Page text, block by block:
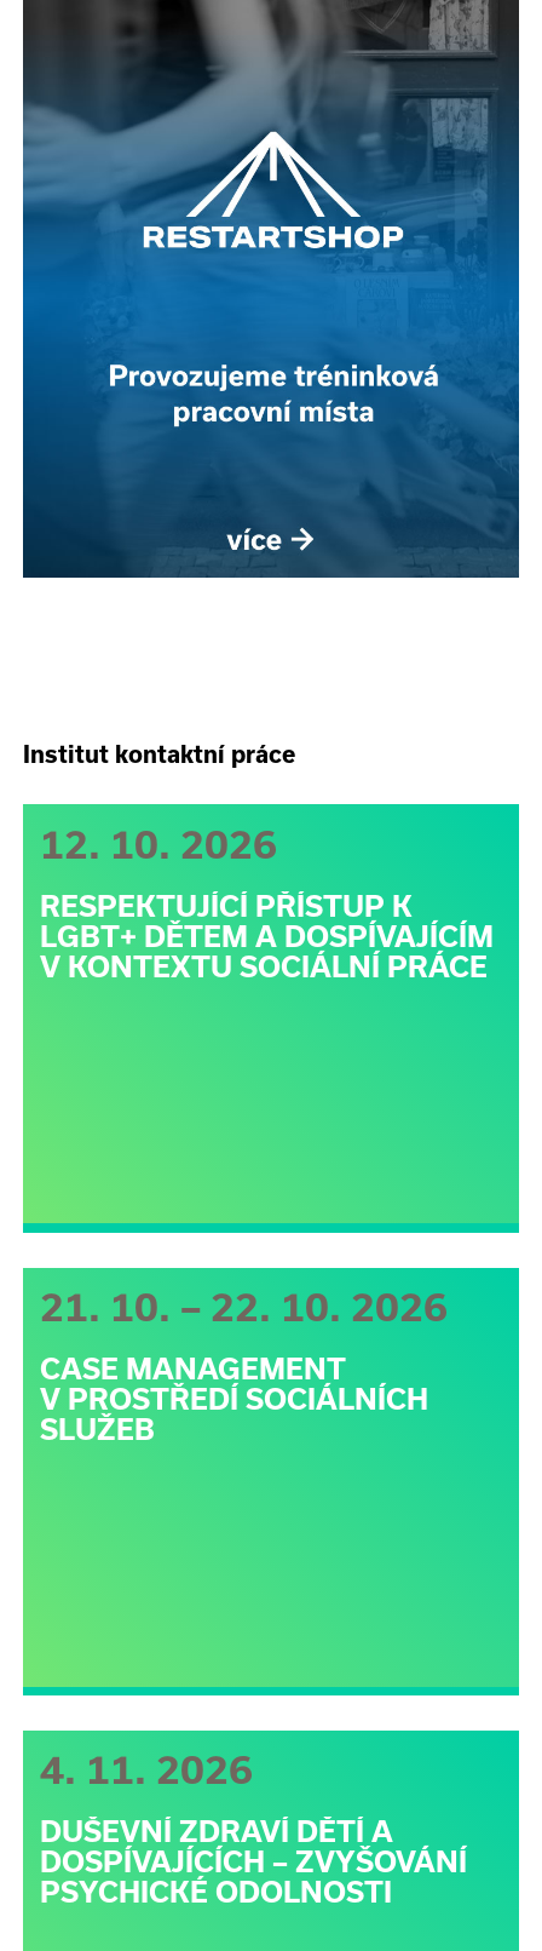
Institut kontaktní práce
12. 10. 2026
RESPEKTUJÍCÍ PŘÍSTUP K
LGBT+ DĚTEM A DOSPÍVAJÍCÍM
V KONTEXTU SOCIÁLNÍ PRÁCE
21. 10. – 22. 10. 2026
CASE MANAGEMENT
V PROSTŘEDÍ SOCIÁLNÍCH
SLUŽEB
4. 11. 2026
DUŠEVNÍ ZDRAVÍ DĚTÍ A
DOSPÍVAJÍCÍCH – ZVYŠOVÁNÍ
PSYCHICKÉ ODOLNOSTI